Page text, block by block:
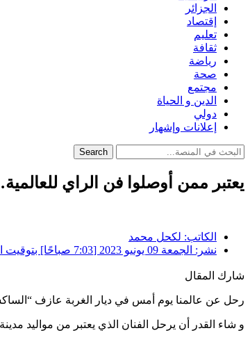
الجزائر
إقتصاد
تعليم
ثقافة
رياضة
صحة
مجتمع
الدين و الحياة
دولي
إعلانات وإشهار
Search
يعتبر ممن أوصلوا فن الراي
الكاتب: لكحل محمد
نشر: الجمعة 09 يونيو 2023 [7:03 صباحًا] بتوقيت الجزائر
شارك المقال
رحل عن عالمنا يوم أمس في ديار الغربة عازف
و شاء القدر أن يرحل الفنان الذي يعتبر من مواليد